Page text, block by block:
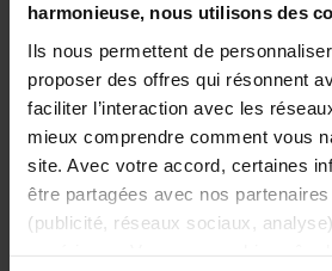
harmonieuse, nous utilisons des
Ils nous permettent de
proposer des offres qui résonnent
faciliter l’interaction avec les
mieux comprendre comment vous
site. Avec votre accord, certaines
être partagées avec nos
(publicité, réseaux sociaux,
💧 Comment utiliser votre
essentielle de Clou de
▸ En diffusion
gouttes (le girofle est
avec parcimonie) dans un
brûle-parfum pour
une pièce.